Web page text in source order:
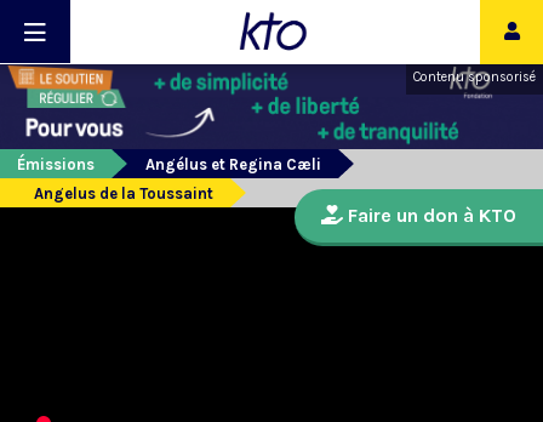
Contenu sponsorisé
Émissions
Angélus et Regina Cæli
Angelus de la Toussaint
Faire un don à KTO